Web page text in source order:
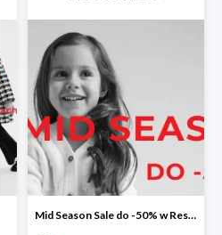
Mid Season Sale do -50% w Reserved